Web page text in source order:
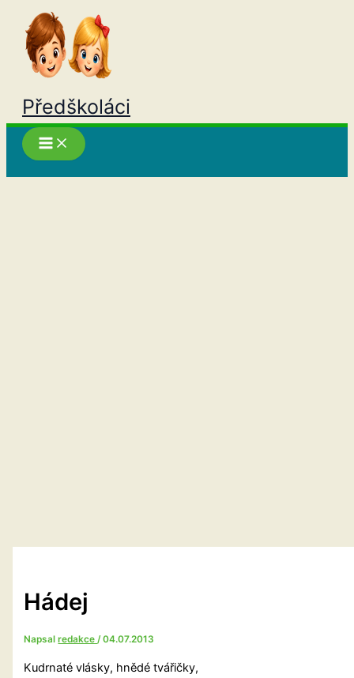
Přeskočit
obsah
Předškoláci
Hádej
Napsalredakce/04.07.2013
Kudrnaté vlásky, hnědé tvářičky,